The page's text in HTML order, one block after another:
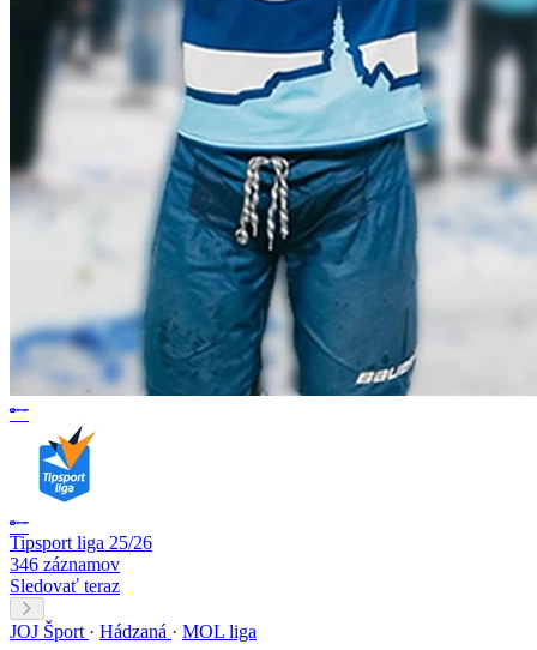
Tipsport liga 25/26
346 záznamov
Sledovať teraz
JOJ Šport · Hádzaná · MOL liga